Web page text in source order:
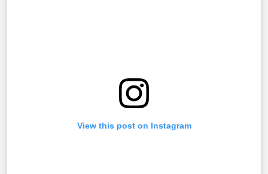
View this post on Instagram